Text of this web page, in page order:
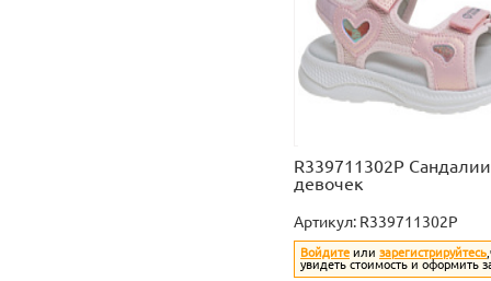
R339711302P
девочек
Артикул: R339711302P
Войдите или зарегистрируйтесь
увидеть стоимость и оформить